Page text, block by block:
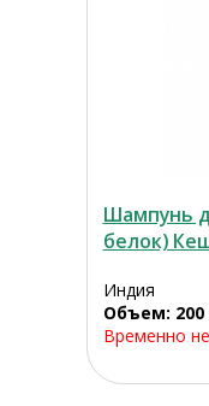
Шампунь
белок)
Индия
Объем:
Временно